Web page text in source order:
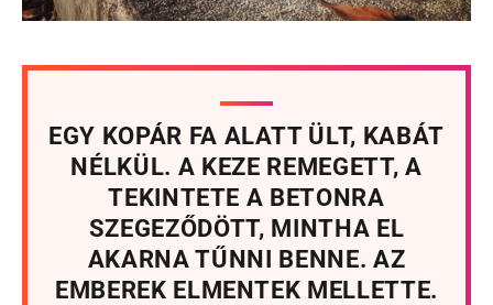
EGY KOPÁR FA ALATT ÜLT, KABÁT
NÉLKÜL. A KEZE REMEGETT, A
TEKINTETE A BETONRA
SZEGEZŐDÖTT, MINTHA EL
AKARNA TŰNNI BENNE. AZ
EMBEREK ELMENTEK MELLETTE.